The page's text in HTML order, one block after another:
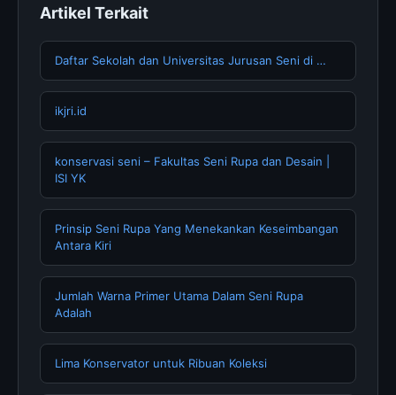
Artikel Terkait
Daftar Sekolah dan Universitas Jurusan Seni di …
ikjri.id
konservasi seni – Fakultas Seni Rupa dan Desain |
ISI YK
Prinsip Seni Rupa Yang Menekankan Keseimbangan
Antara Kiri
Jumlah Warna Primer Utama Dalam Seni Rupa
Adalah
Lima Konservator untuk Ribuan Koleksi